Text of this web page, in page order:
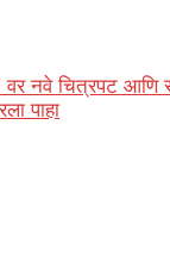
नवे चित्रपट आणि
पाहा